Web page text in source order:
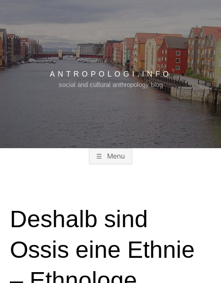
content
ANTROPOLOGI.INFO
social and cultural anthropology blog
Menu
Deshalb sind
Ossis eine Ethnie